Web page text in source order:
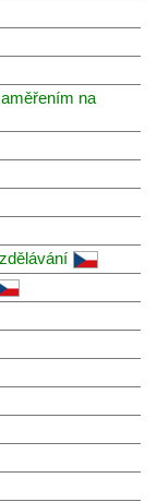
na